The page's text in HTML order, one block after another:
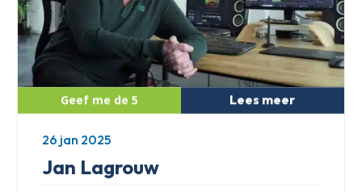
Jan Lagrouw
Lees meer
26 jan 2025